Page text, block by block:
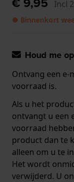
Incl
● Binnenkort
Houd me
Ontvang een
voorraad is.
Als u het
ontvangt u een
voorraad
product dan te
alleen om u te
Het wordt
verwijderd. U